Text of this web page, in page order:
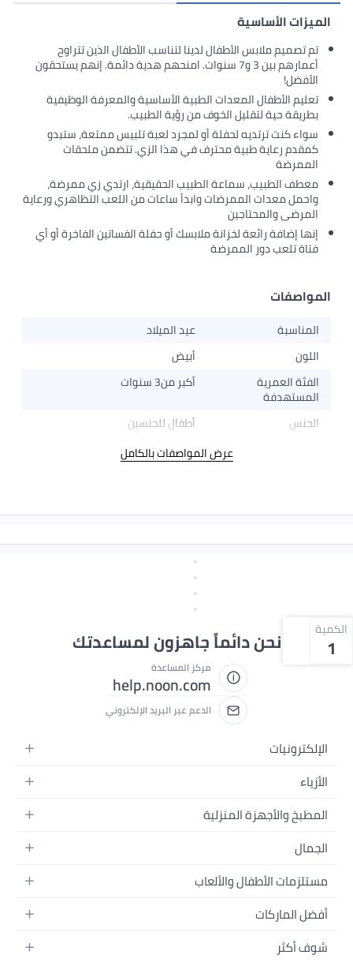
الميزات الأساسية
تم تصميم ملابس الأطفال لدينا لتناسب الأطفال الذين تتراوح
أعمارهم بين 3 و7 سنوات. امنحهم هدية دائمة. إنهم يستحقون
الأفضل!
تعليم الأطفال المعدات الطبية الأساسية والمعرفة الوظيفية
بطريقة حية لتقليل الخوف من رؤية الطبيب.
سواء كنت ترتديه لحفلة أو لمجرد لعبة تلبيس ممتعة، ستبدو
كمقدم رعاية طبية محترف في هذا الزي. تتضمن ملحقات
الممرضة
معطف الطبيب، سماعة الطبيب الحقيقية، ارتدي زي ممرضة،
واحمل معدات الممرضات وابدأ ساعات من اللعب التظاهري ورعاية
المرضى والمحتاجين
إنها إضافة رائعة لخزانة ملابسك أو حفلة الفساتين الفاخرة أو أي
فتاة تلعب دور الممرضة
المواصفات
المناسبة
عيد الميلاد
اللون
أبيض
الفئة العمرية
المستهدفة
أكبر من3 سنوات
الجنس
أطفال للجنسين
عرض المواصفات بالكامل
الكمية
1 نحن دائماً جاهزون لمساعدتك
مركز المساعدة
help.noon.com
الدعم عبر البريد الإلكتروني
الإلكترونيات
الجوالات
اللابتوبات
الأجهزة المنزلية
التلفزيونات
السماعات
ألعاب القيمنق
الأزياء
أزياء نسائية
أزياء البنات
أزياء الأولاد
المجوهرات
حقائب نسائية
المطبخ والأجهزة المنزلية
الحمام
المطبخ والسفرة
أدوات وتحسين المنزل
الأثاث
الجمال
العطور
العناية بالشعر
العناية بالبشرة
مستلزمات الأطفال والألعاب
الحفاضات
الرضاعة والتغذية
أفضل الماركات
سامسونج
شوف أكثر